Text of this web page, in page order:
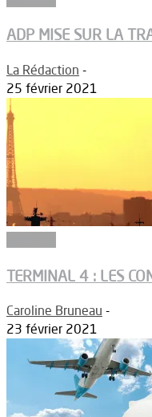
ADP MISE SUR LA
La Rédaction -
25 février 2021
TERMINAL 4 : LES
Caroline Bruneau -
23 février 2021